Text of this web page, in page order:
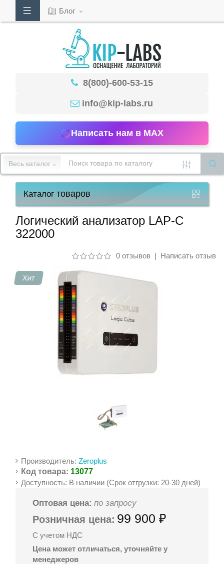
53-
15
работы
Блог
8(800)-600-53-15
info@kip-labs.ru
Написать нам в MAX
Весь каталог
Каталогтоваров
Логический анализатор LAP-C
322000
0 отзывов| Написать отзыв
Хит
Производитель:Zeroplus
Код товара: 13077
Доступность: В наличии (Срок отгрузки: 20-30 дней)
Оптовая цена: по запросу
Розничная цена: 99 900 ₽
С учетом НДС
Цена может отличаться, уточняйте у
менеджеров